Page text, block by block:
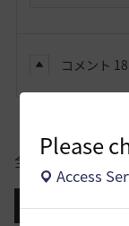
Please
Access
コメント 18
全体
登録日順